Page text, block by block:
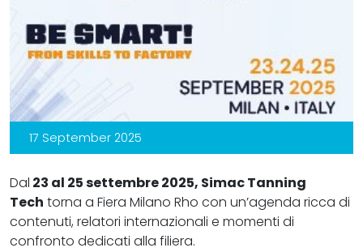
17 September 2025
Dal 23 al 25 settembre 2025, Simac Tanning
Tech torna a Fiera Milano Rho con un’agenda ricca di
contenuti, relatori internazionali e momenti di
confronto dedicati alla filiera.